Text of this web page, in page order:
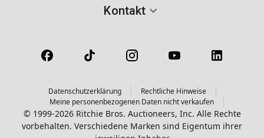
Kontakt
Datenschutzerklärung
Rechtliche Hinweise
Meine personenbezogenen Daten nicht verkaufen
© 1999-2026 Ritchie Bros. Auctioneers, Inc. Alle Rechte
vorbehalten. Verschiedene Marken sind Eigentum ihrer